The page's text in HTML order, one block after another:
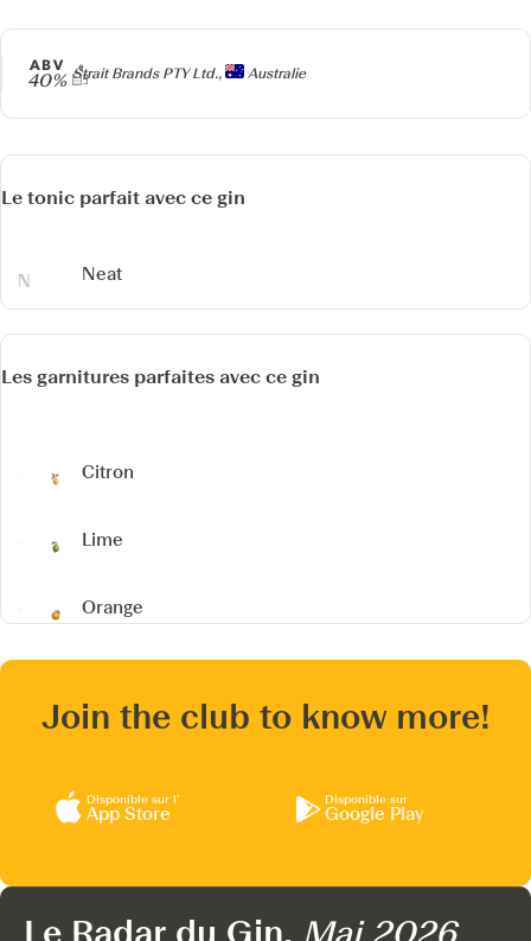
Producteur
Strait Brands PTY Ltd., Australie
ABV
40%
Le tonic parfait avec ce gin
Neat
Les garnitures parfaites avec ce gin
Citron
Lime
Orange
Join the club to know more!
Disponible sur l’
App Store
Disponible sur
Google Play
Le Radar du Gin, Mai 2026